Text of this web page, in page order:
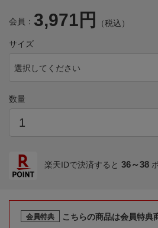
会員： 3,971円 （税込）
サイズ
選択してください
数量
楽天IDで決済すると 36～38
会員特典
こちらの商品は会員特典